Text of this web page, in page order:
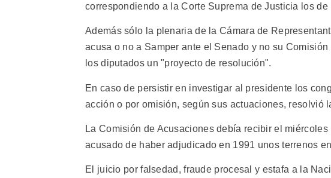
correspondiendo a la Corte Suprema de Justicia los
Además sólo la plenaria de la Cámara de
acusa o no a Samper ante el Senado y no su
los diputados un "proyecto de resolución".
En caso de persistir en investigar al presidente los
acción o por omisión, según sus actuaciones, resolvió
La Comisión de Acusaciones debía recibir el
acusado de haber adjudicado en 1991 unos terrenos
El juicio por falsedad, fraude procesal y estafa a la